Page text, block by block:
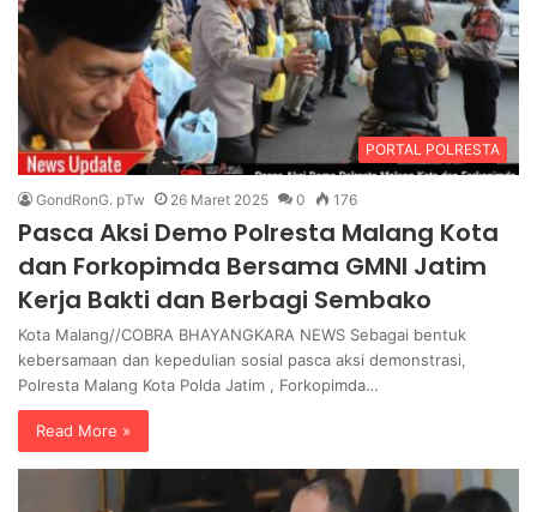
PORTAL POLRESTA
GondRonG. pTw 26 Maret 2025 0 176
Pasca Aksi Demo Polresta Malang Kota
dan Forkopimda Bersama GMNI Jatim
Kerja Bakti dan Berbagi Sembako
Kota Malang//COBRA BHAYANGKARA NEWS Sebagai bentuk
kebersamaan dan kepedulian sosial pasca aksi demonstrasi,
Polresta Malang Kota Polda Jatim , Forkopimda…
Read More »